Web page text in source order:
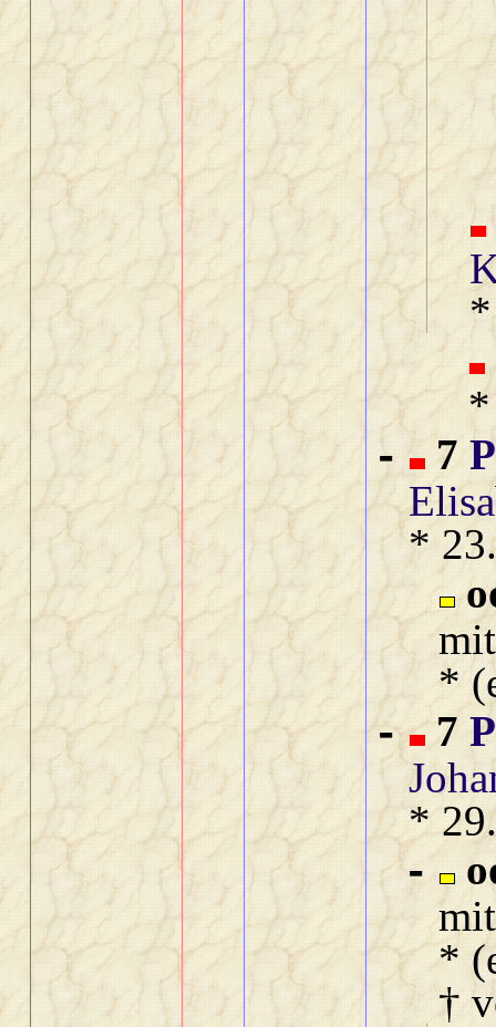
*
- 7
*
*
- 7
*
-
*
†